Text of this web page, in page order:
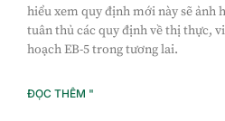
hiểu xem quy định mới này sẽ ảnh
tuân thủ các quy định về thị thực,
hoạch EB-5 trong tương lai.
ĐỌC THÊM "